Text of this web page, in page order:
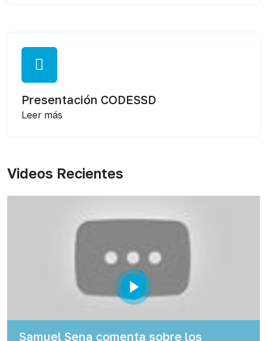
Presentación CODESSD
Leer más
Videos Recientes
Samuel Sena comenta sobre los